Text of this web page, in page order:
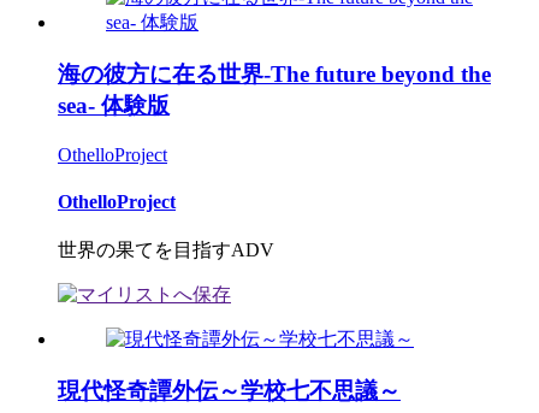
海の彼方に在る世界-The future beyond the
sea- 体験版
OthelloProject
OthelloProject
世界の果てを目指すADV
現代怪奇譚外伝～学校七不思議～